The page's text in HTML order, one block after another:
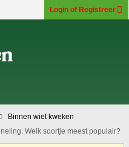
Login of Registreer
Binnen wiet kweken
Welk soortje meest populair?